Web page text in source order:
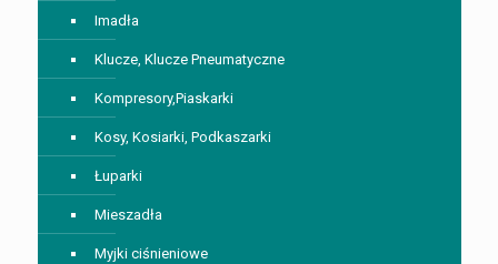
Imadła
Klucze, Klucze Pneumatyczne
Kompresory,Piaskarki
Kosy, Kosiarki, Podkaszarki
Łuparki
Mieszadła
Myjki ciśnieniowe